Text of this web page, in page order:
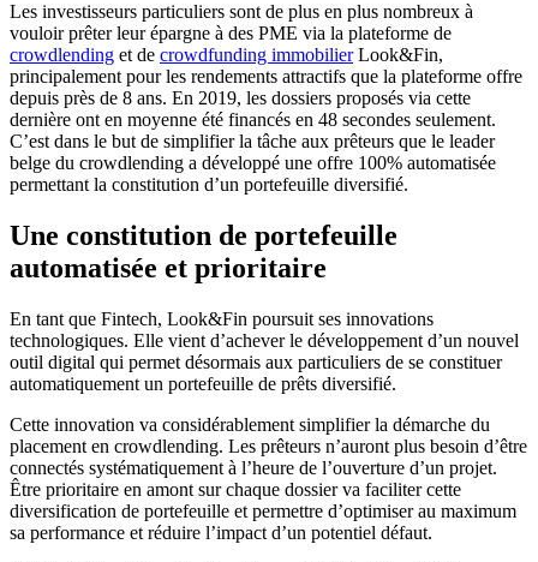
Les investisseurs particuliers sont de plus en plus nombreux à
vouloir prêter leur épargne à des PME via la plateforme de
crowdlending et de crowdfunding immobilierLook&Fin,
principalement pour les rendements attractifs que la plateforme offre
depuis près de 8 ans. En 2019, les dossiers proposés via cette
dernière ont en moyenne été financés en 48 secondes seulement.
C’est dans le but de simplifier la tâche aux prêteurs que le leader
belge du crowdlending a développé une offre 100% automatisée
permettant la constitution d’un portefeuille diversifié.
Une constitution de portefeuille
automatisée et prioritaire
En tant que Fintech, Look&Fin poursuit ses innovations
technologiques. Elle vient d’achever le développement d’un nouvel
outil digital qui permet désormais aux particuliers de se constituer
automatiquement un portefeuille de prêts diversifié.
Cette innovation va considérablement simplifier la démarche du
placement en crowdlending. Les prêteurs n’auront plus besoin d’être
connectés systématiquement à l’heure de l’ouverture d’un projet.
Être prioritaire en amont sur chaque dossier va faciliter cette
diversification de portefeuille et permettre d’optimiser au maximum
sa performance et réduire l’impact d’un potentiel défaut.